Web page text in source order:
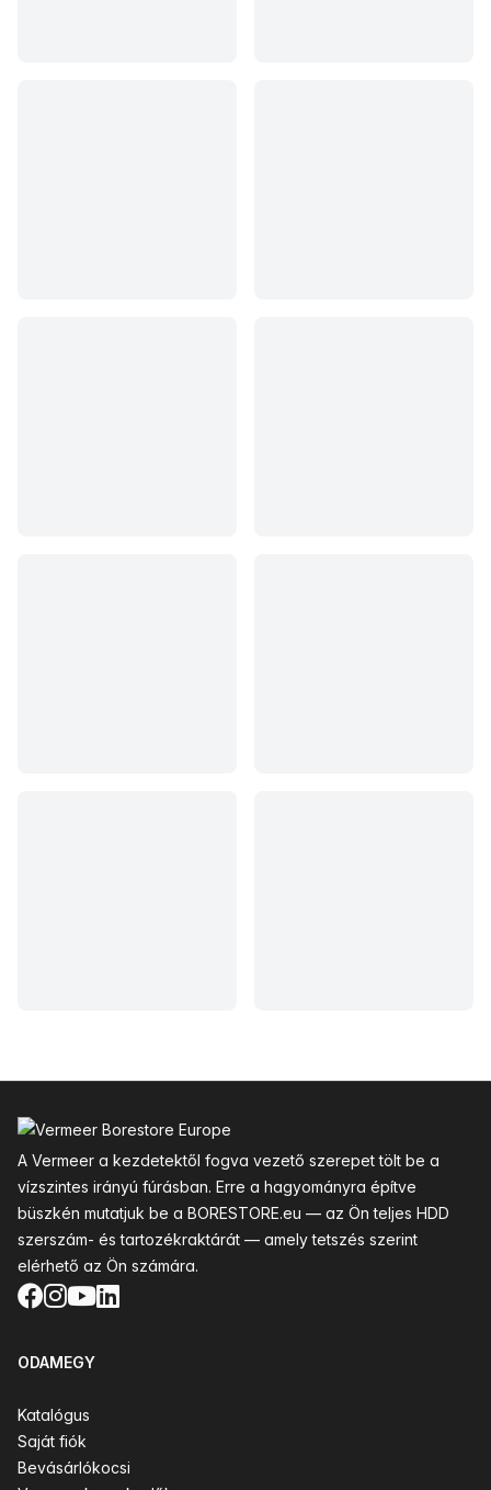
A Vermeer a kezdetektől fogva vezető szerepet tölt be a
vízszintes irányú fúrásban. Erre a hagyományra építve
büszkén mutatjuk be a BORESTORE.eu — az Ön teljes HDD
szerszám- és tartozékraktárát — amely tetszés szerint
elérhető az Ön számára.
Facebook
Instagram
YouTube
LinkedIn
ODAMEGY
Katalógus
Saját fiók
Bevásárlókocsi